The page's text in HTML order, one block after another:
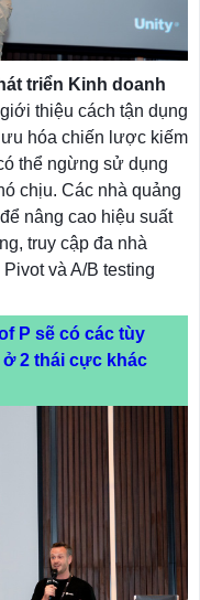
triển Kinh doanh
thiệu cách tận dụng
hóa chiến lược kiếm
thể ngừng sử dụng
chịu. Các nhà quảng
nâng cao hiệu suất
truy cập đa nhà
và A/B testing
P sẽ có các tùy
2 thái cực khác